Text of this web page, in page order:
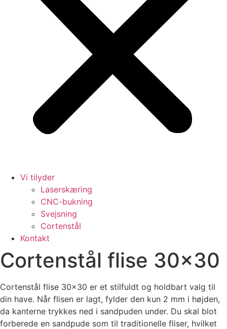
Vi tilyder
Laserskæring
CNC-bukning
Svejsning
Cortenstål
Kontakt
Cortenstål flise 30×30
Cortenstål flise 30×30 er et stilfuldt og holdbart valg til
din have. Når flisen er lagt, fylder den kun 2 mm i højden,
da kanterne trykkes ned i sandpuden under. Du skal blot
forberede en sandpude som til traditionelle fliser, hvilket